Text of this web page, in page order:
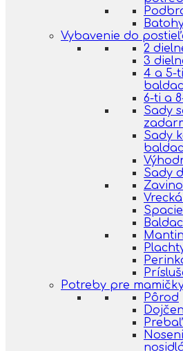
Vybavenie do
2
3
4 a 5-
6-ti a
Sady
Sady
Sady
Potreby pre
Pôrod